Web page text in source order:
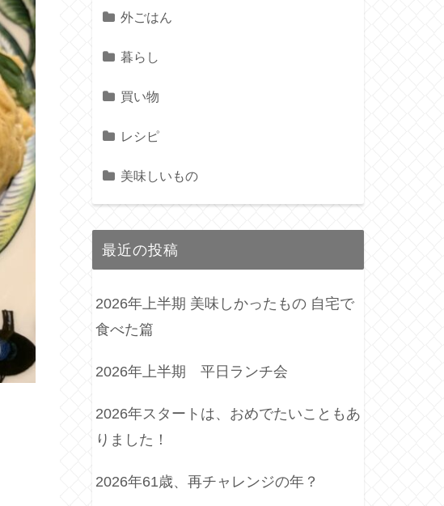
外ごはん
暮らし
買い物
レシピ
美味しいもの
最近の投稿
2026年上半期 美味しかったもの 自宅で
食べた篇
2026年上半期 平日ランチ会
2026年スタートは、おめでたいこともあ
りました！
2026年61歳、再チャレンジの年？